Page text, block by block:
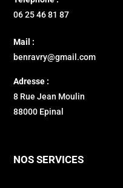
06 25 46 81 87
Mail :
benravry@gmail.com
Adresse :
8 Rue Jean Moulin
88000 Epinal
NOS SERVICES